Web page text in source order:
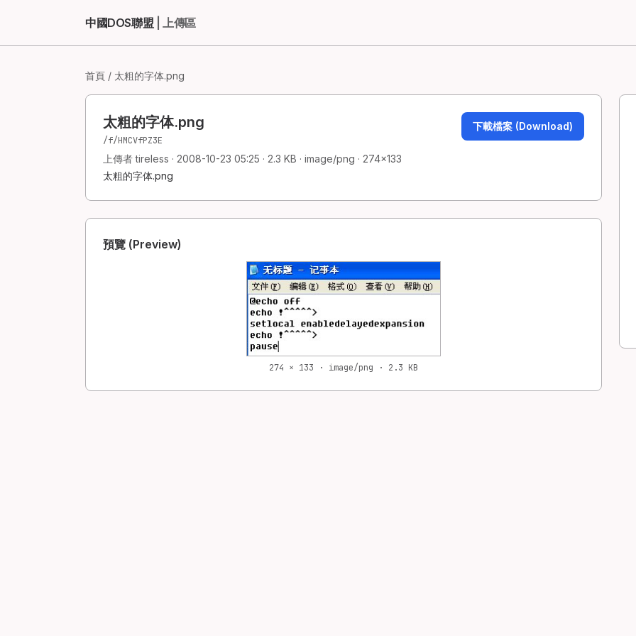
中國DOS聯盟 | 上傳區
首頁 / 太粗的字体.png
太粗的字体.png
/f/HMCVfPZ3E
上傳者 tireless · 2008-10-23 05:25 · 2.3 KB · image/png · 274×133
太粗的字体.png
下載檔案 (Download)
預覽 (Preview)
274 × 133 · image/png · 2.3 KB